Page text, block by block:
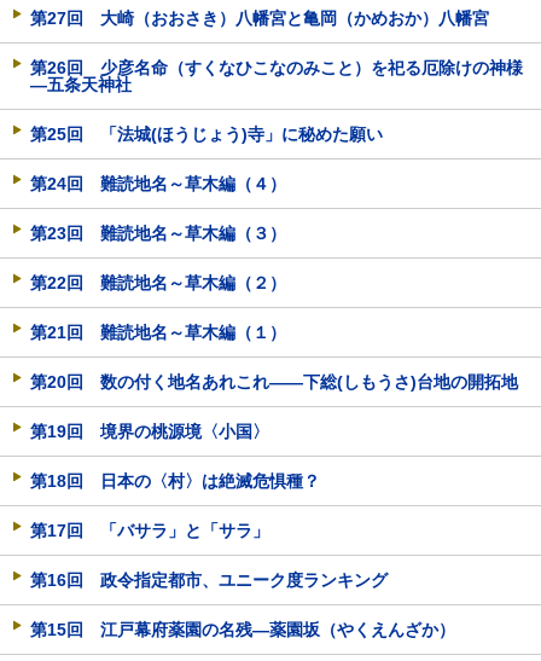
第27回 大崎（おおさき）八幡宮と亀岡（かめおか）八幡宮
第26回 少彦名命（すくなひこなのみこと）を祀る厄除けの神様
―五条天神社
第25回 「法城(ほうじょう)寺」に秘めた願い
第24回 難読地名～草木編（４）
第23回 難読地名～草木編（３）
第22回 難読地名～草木編（２）
第21回 難読地名～草木編（１）
第20回 数の付く地名あれこれ――下総(しもうさ)台地の開拓地
第19回 境界の桃源境〈小国〉
第18回 日本の〈村〉は絶滅危惧種？
第17回 「バサラ」と「サラ」
第16回 政令指定都市、ユニーク度ランキング
第15回 江戸幕府薬園の名残―薬園坂（やくえんざか）